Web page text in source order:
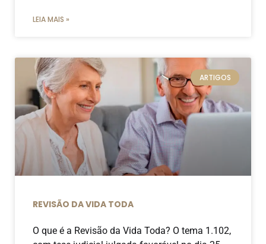
LEIA MAIS »
ARTIGOS
REVISÃO DA VIDA TODA
O que é a Revisão da Vida Toda? O tema 1.102,